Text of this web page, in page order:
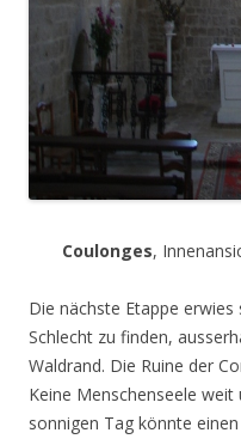
Coulonges,
Die nächste Etappe
Schlecht zu finden,
Waldrand. Die Ruine der
Keine Menschenseele
sonnigen Tag könnte